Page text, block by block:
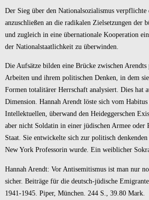
Der Sieg über den Nationalsozialismus verpflichte
anzuschließen an die radikalen Zielsetzungen der
und zugleich in eine übernationale Kooperation
der Nationalstaatlichkeit zu überwinden.
Die Aufsätze bilden eine Brücke zwischen Arendts
Arbeiten und ihrem politischen Denken, in dem
Formen totalitärer Herrschaft analysiert. Dies hat
Dimension. Hannah Arendt löste sich vom Habitus
Intellektuellen, überwand den Heideggerschen
aber nicht Soldatin in einer jüdischen Armee
Staat. Sie entwickelte sich zur politisch
New York Professorin wurde. Ein weiblicher
Hannah Arendt: Vor Antisemitismus ist man nur
sicher. Beiträge für die deutsch-jüdische
1941-1945. Piper, München. 244 S., 39.80 Mark.